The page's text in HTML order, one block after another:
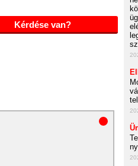
Kérdése van?